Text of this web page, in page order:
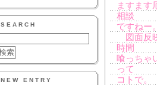
SEARCH
NEW ENTRY
ますます
相談
ですねー
図面反
時間
喰っちゃ
って
コトで